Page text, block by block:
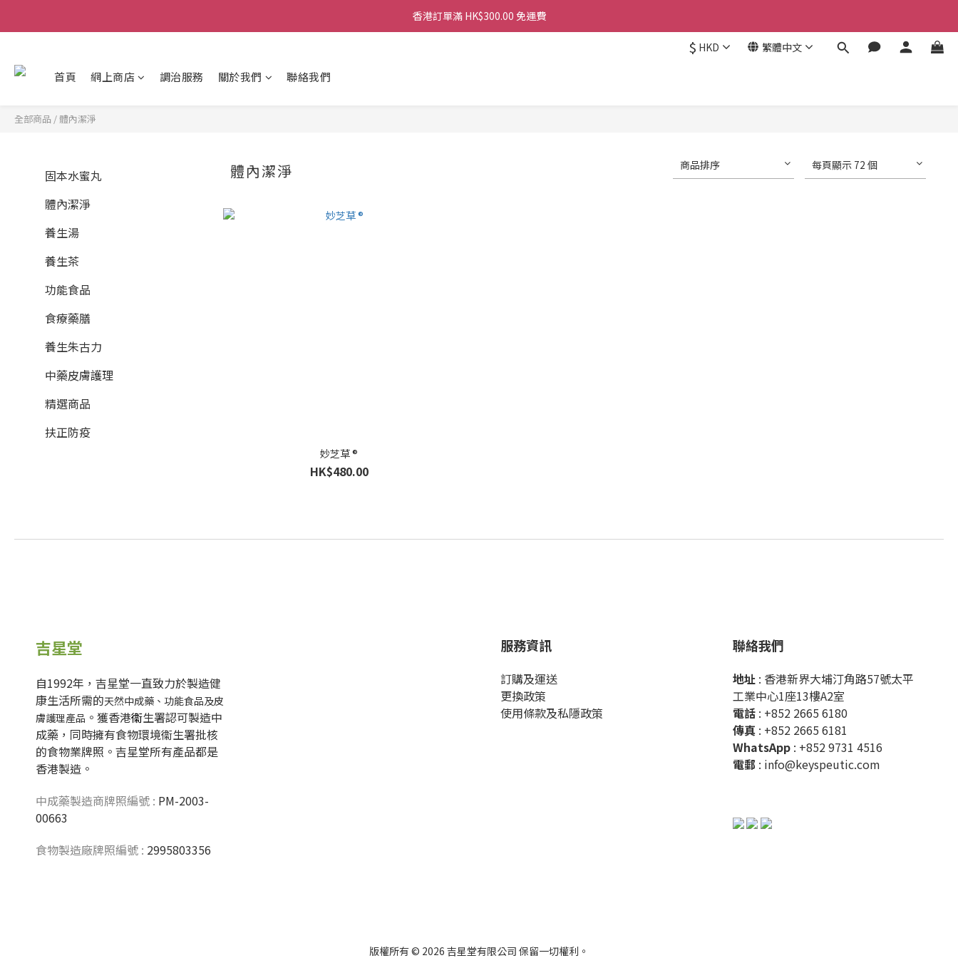
香港訂單滿 HK$300.00 免運費
香港訂單滿 HK$300.00 免運費
$ HKD 繁體中文
首頁 網上商店 調治服務 關於我們 聯絡我們
全部商品 /體內潔淨
固本水蜜丸
體內潔淨
養生湯
養生茶
功能食品
食療藥膳
養生朱古力
中藥皮膚護理
精選商品
扶正防疫
體內潔淨 商品排序 每頁顯示 72 個
妙芝草 ®
HK$480.00
吉星堂
自1992年，吉星堂一直致力於製造健
康生活所需的天然中成藥、功能食品及皮
膚護理產品 。獲香港衞生署認可製造中
成藥，同時擁有食物環境衞生署批核
的食物業牌照。吉星堂所有產品都是
香港製造。
中成藥製造商牌照編號 : PM-2003-
00663
食物製造廠牌照編號 : 2995803356
服務資訊
訂購及運送
更換政策
使用條款及私隱政策
聯絡我們
地址 : 香港新界大埔汀角路57號太平
工業中心1座13樓A2室
電話 : +852 2665 6180
傳真 : +852 2665 6181
WhatsApp : +852 9731 4516
電郵 : info@keyspeutic.com
版權所有 © 2026 吉星堂有限公司 保留一切權利。